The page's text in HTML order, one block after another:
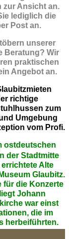
zur Ansicht an.
lediglich die
Post an.
unserer
Beratung? Wir
praktischen
Angebot an.
richtige
zum
Umgebung
vom Profi.
ostdeutschen
der Stadtmitte
Alte
Glaubitz.
für die Konzerte
Johann
war einst
die im
herbeiführten.